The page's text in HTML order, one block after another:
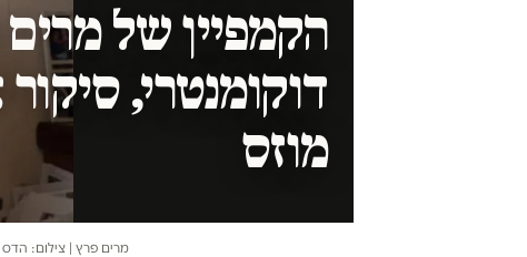
הקמפיין של
דוקומנטרי,
מוזס
מרים פרץ | צילום: הדס